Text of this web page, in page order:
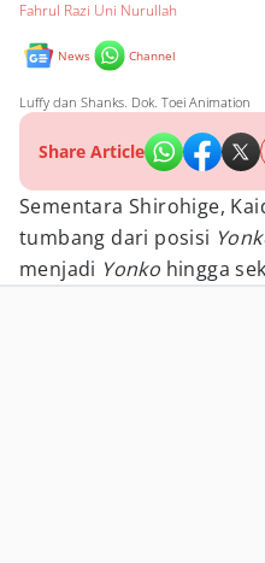
Fahrul Razi Uni Nurullah
News Channel
Luffy dan Shanks. Dok. Toei Animation
Share Article
Sementara Shirohige,
tumbang dari posisi
menjadi Yonko hingga